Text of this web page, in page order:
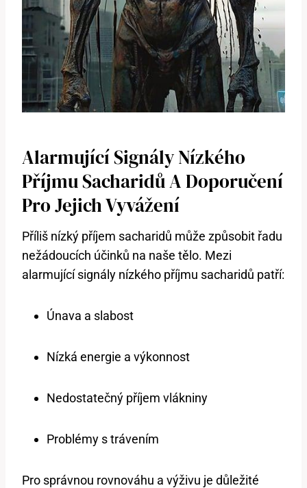
Alarmující Signály Nízkého‌
Příjmu Sacharidů‌ A Doporučení
Pro Jejich Vyvážení
Příliš nízký příjem sacharidů může způsobit řadu
nežádoucích účinků na‌ naše ⁣tělo. Mezi
alarmující signály nízkého příjmu sacharidů patří:
Únava a slabost
Nízká energie a výkonnost
Nedostatečný příjem vlákniny
Problémy ‍s trávením
Pro správnou rovnováhu a výživu je důležité